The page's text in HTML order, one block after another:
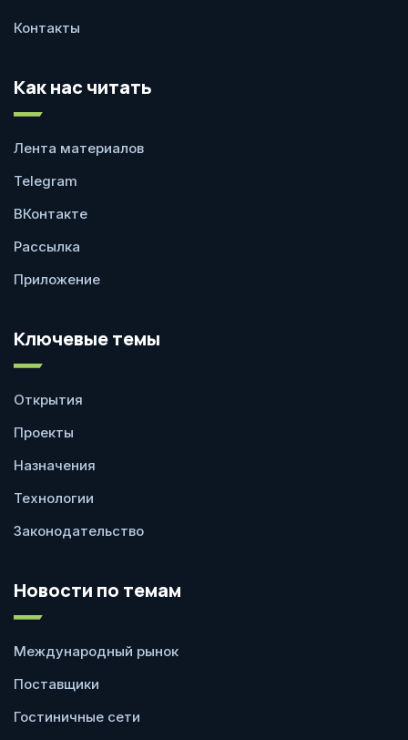
Контакты
Как нас читать
Лента материалов
Telegram
ВКонтакте
Рассылка
Приложение
Ключевые темы
Открытия
Проекты
Назначения
Технологии
Законодательство
Новости по темам
Международный рынок
Поставщики
Гостиничные сети